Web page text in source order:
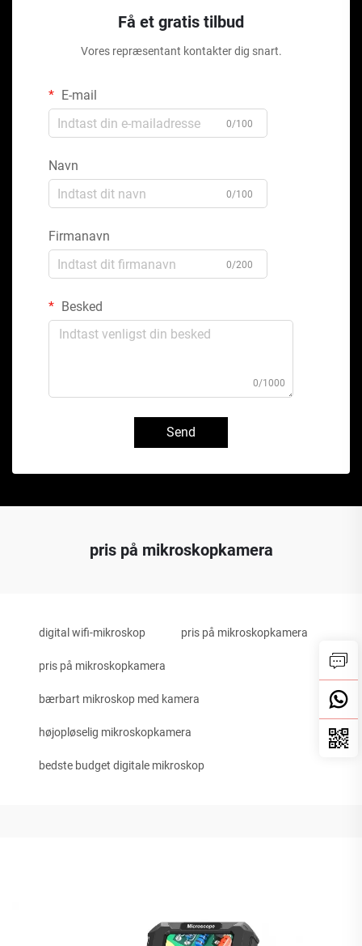
Få et gratis tilbud
Vores repræsentant kontakter dig snart.
E-mail
0/100
Navn
0/100
Firmanavn
0/200
Besked
0/1000
Send
pris på mikroskopkamera
digital wifi-mikroskop pris på mikroskopkamera
pris på mikroskopkamera
bærbart mikroskop med kamera
højopløselig mikroskopkamera
bedste budget digitale mikroskop